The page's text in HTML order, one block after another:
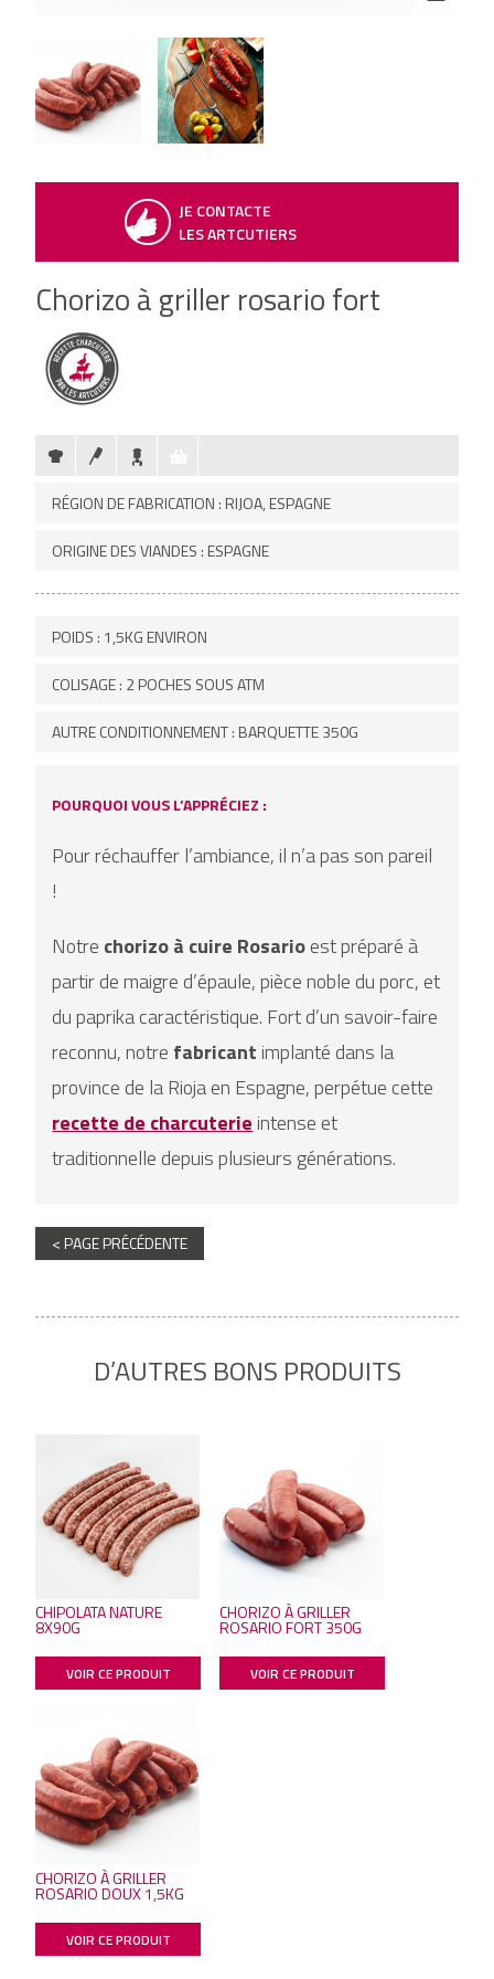
JE CONTACTE
LES ARTCUTIERS
Chorizo à griller rosario fort
RÉGION DE FABRICATION : RIJOA, ESPAGNE
ORIGINE DES VIANDES : ESPAGNE
POIDS : 1,5KG ENVIRON
COLISAGE : 2 POCHES SOUS ATM
AUTRE CONDITIONNEMENT : BARQUETTE 350G
POURQUOI VOUS L’APPRÉCIEZ :
Pour réchauffer l’ambiance, il n’a pas son pareil
!
Notre chorizo à cuire Rosarioest préparé à
partir de maigre d’épaule, pièce noble du porc, et
du paprika caractéristique. Fort d’un savoir-faire
reconnu, notre fabricantimplanté dans la
province de la Rioja en Espagne, perpétue cette
recette de charcuterieintense et
traditionnelle depuis plusieurs générations.
< PAGE PRÉCÉDENTE
D’AUTRES BONS PRODUITS
CHIPOLATA NATURE
8X90G
VOIR CE PRODUIT
CHORIZO À GRILLER
ROSARIO FORT 350G
VOIR CE PRODUIT
CHORIZO À GRILLER
ROSARIO DOUX 1,5KG
VOIR CE PRODUIT